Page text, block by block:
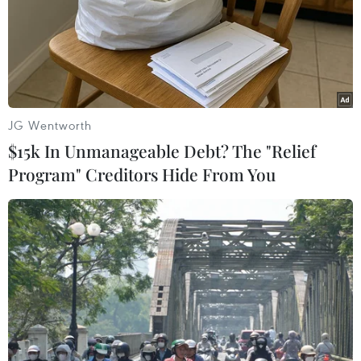
Với tư cách diễn giả chính của phiên thảo luận,
Bộ trưởng Ngoại giao thứ hai Brunei Erywan
Yusof nhấn mạnh khu vực Đông Nam Á có một
tầm nhìn rất rõ ràng về việc mình muốn đi tới
đâu, tầm nhìn cụ thể như thế nào.
như Nam Á, Đông Bắc Á, Trung Á… Điều quan
trọng là các quốc gia Đông Nam Á tề tựu được
với nhau để cùng hình dung về tương lai của
khu vực. Tôi nghĩ đây là một cách tiếp cận quan
trọng, cần thiết; cũng là tài sản và giá trị quan
trọng của khu vực về chính trị, văn hóa của
ASEAN," ông Erywan Yusof phát biểu.
Nhằm phát triển tương lai bền vững cho
ASEAN, Bộ trưởng Erywan Yusof gợi ý ASEAN
JG Wentworth
$15k In Unmanageable Debt? The "Relief
Program" Creditors Hide From You